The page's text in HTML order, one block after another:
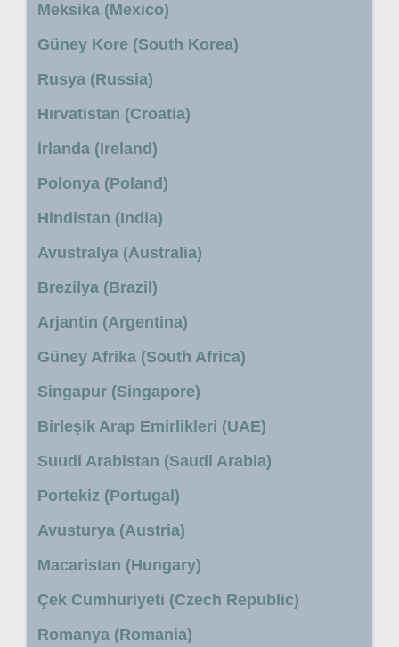
Meksika (Mexico)
Güney Kore (South Korea)
Rusya (Russia)
Hırvatistan (Croatia)
İrlanda (Ireland)
Polonya (Poland)
Hindistan (India)
Avustralya (Australia)
Brezilya (Brazil)
Arjantin (Argentina)
Güney Afrika (South Africa)
Singapur (Singapore)
Birleşik Arap Emirlikleri (UAE)
Suudi Arabistan (Saudi Arabia)
Portekiz (Portugal)
Avusturya (Austria)
Macaristan (Hungary)
Çek Cumhuriyeti (Czech Republic)
Romanya (Romania)